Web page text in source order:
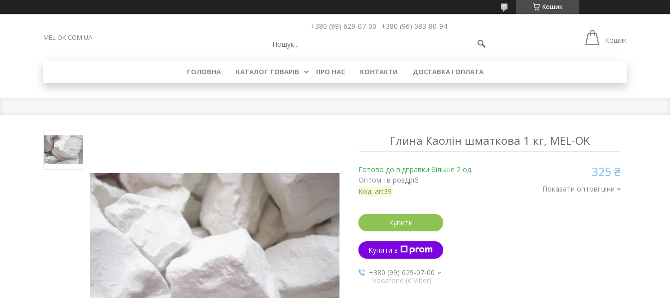
Кошик
MEL-OK.COM.UA
+380 (99) 629-07-00
+380 (96) 083-80-94
Кошик
ГОЛОВНА КАТАЛОГ ТОВАРІВ ПРО НАС КОНТАКТИ ДОСТАВКА І ОПЛАТА
Глина Каолін шматкова 1 кг, MEL-OK
Готово до відправки більше 2 од.
Оптом і в роздріб
Код: art39
325 ₴
Показати оптові ціни
Купити
Купити з
+380 (99) 629-07-00
Vodafone (є Viber)